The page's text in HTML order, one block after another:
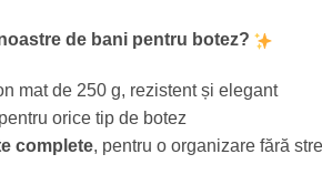
de bani pentru botez?
mat de 250 g, rezistent și elegant
orice tip de botez
complete, pentru o organizare fără